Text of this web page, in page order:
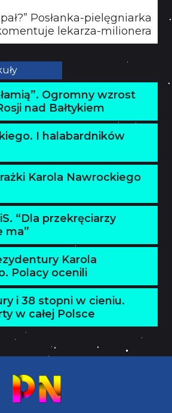
Posłanka-pielęgniarka
lekarza-milionera
Ogromny wzrost
nad Bałtykiem
I halabardników
Karola Nawrockiego
“Dla przekręciarzy
ma”
Karola
Polacy ocenili
i 38 stopni w cieniu.
w całej Polsce